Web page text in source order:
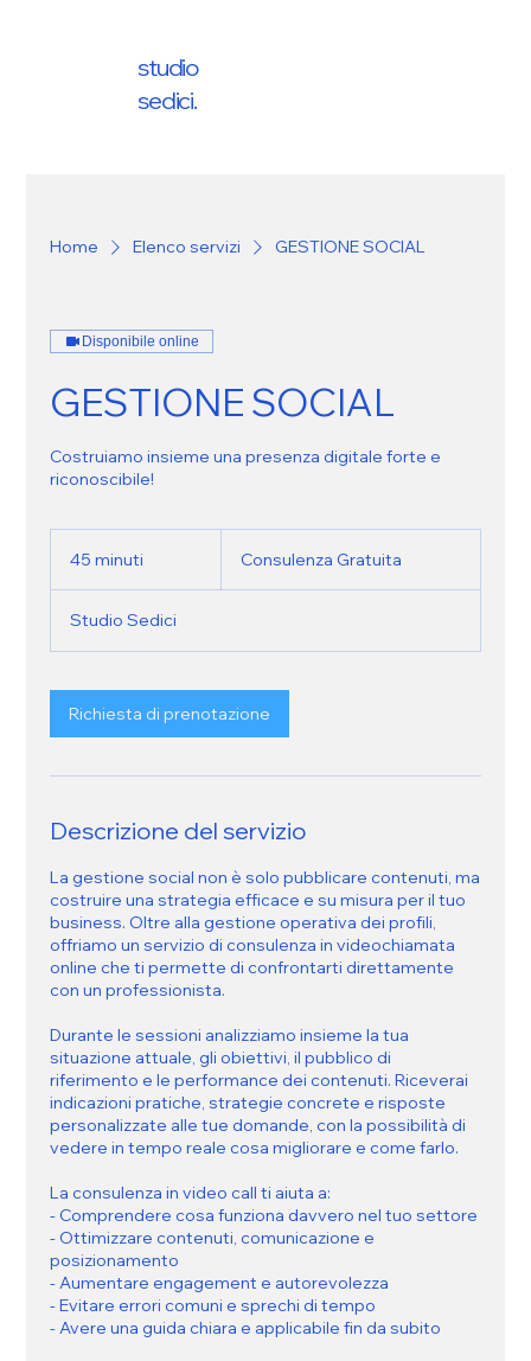
studio
sedici.
Home Elenco servizi GESTIONE SOCIAL
Disponibile online
GESTIONE SOCIAL
Costruiamo insieme una presenza digitale forte e
riconoscibile!
45 minuti
i
n
t
i
Consulenza Gratuita
Studio Sedici
Richiesta di prenotazione
Descrizione del servizio
La gestione social non è solo pubblicare contenuti, ma
costruire una strategia efficace e su misura per il tuo
business. Oltre alla gestione operativa dei profili,
offriamo un servizio di consulenza in videochiamata
online che ti permette di confrontarti direttamente
con un professionista.
Durante le sessioni analizziamo insieme la tua
situazione attuale, gli obiettivi, il pubblico di
riferimento e le performance dei contenuti. Riceverai
indicazioni pratiche, strategie concrete e risposte
personalizzate alle tue domande, con la possibilità di
vedere in tempo reale cosa migliorare e come farlo.
La consulenza in video call ti aiuta a:
- Comprendere cosa funziona davvero nel tuo settore
- Ottimizzare contenuti, comunicazione e
posizionamento
- Aumentare engagement e autorevolezza
- Evitare errori comuni e sprechi di tempo
- Avere una guida chiara e applicabile fin da subito